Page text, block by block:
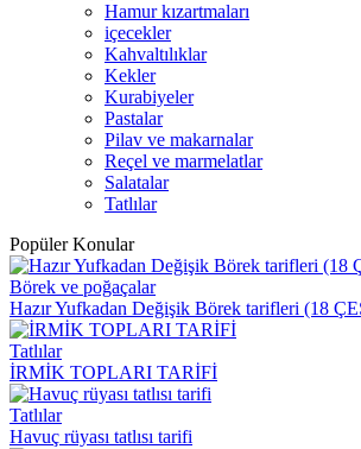
Hamur kızartmaları
içecekler
Kahvaltılıklar
Kekler
Kurabiyeler
Pastalar
Pilav ve makarnalar
Reçel ve marmelatlar
Salatalar
Tatlılar
Popüler Konular
Börek ve poğaçalar
Hazır Yufkadan Değişik Börek tarifleri (18
Tatlılar
İRMİK TOPLARI TARİFİ
Tatlılar
Havuç rüyası tatlısı tarifi